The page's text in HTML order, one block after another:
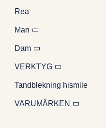
Rea
Man
Dam
VERKTYG
Tandblekning hismile
VARUMÄRKEN